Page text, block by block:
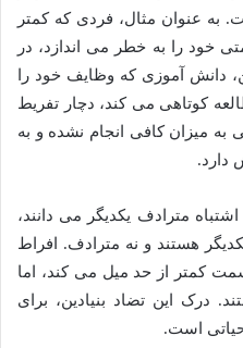
عنوان مثال، فردی که کمتر
خود را به خطر می اندازد، در
دانش آموزی که وظایف خود را
کوتاهی می کند، دچار تفریط
میزان کافی انجام نشده و به
دارد.
مترادف یکدیگر می دانند،
هستند و نه مترادف. افراط
کمتر از حد میل می کند، اما
درک این تضاد بنیادین، برای
است.